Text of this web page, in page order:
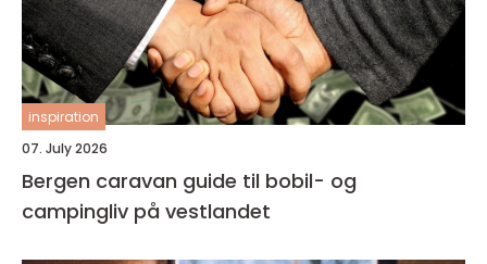
inspiration
07. July 2026
Bergen caravan guide til bobil- og
campingliv på vestlandet